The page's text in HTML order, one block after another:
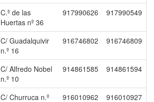
C.º de las
Huertas nº 36
917990626 917990549
C/ Guadalquivir
n.º 16
916746802 916746809
C/ Alfredo Nobel
n.º 10
914861585 914861594
C/ Churruca n.º
916010962 916010927